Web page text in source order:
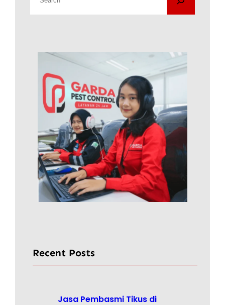
Recent Posts
Jasa Pembasmi Tikus di